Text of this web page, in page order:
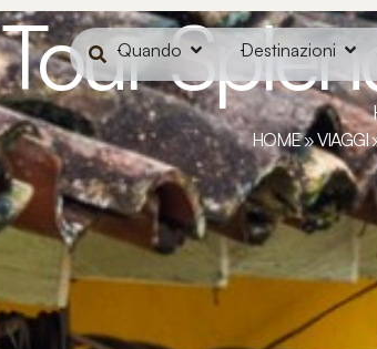
Quando Destinazioni
Tour
HOME»VIAGGI